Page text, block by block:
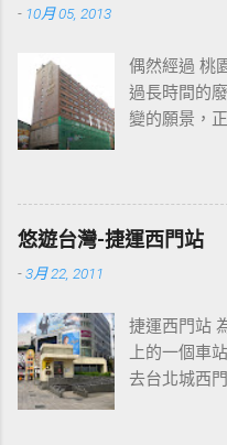
- 10月 05, 2013
偶然經過 桃
過長時間的
變的願景，
桃園的民眾
趴走將持續
開始期待開
悠遊台灣-捷運西門站
-3月 22, 2011
捷運西門站
上的一個車
去台北城西
圖中的六號